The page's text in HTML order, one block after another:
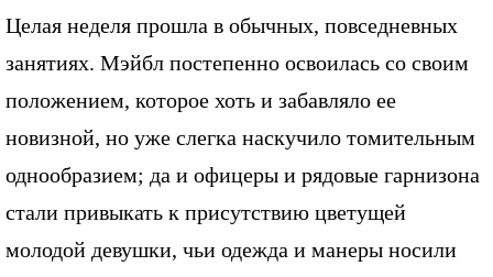
Целая неделя прошла в обычных, повседневных
занятиях. Мэйбл постепенно освоилась со своим
положением, которое хоть и забавляло ее
новизной, но уже слегка наскучило томительным
однообразием; да и офицеры и рядовые гарнизона
стали привыкать к присутствию цветущей
молодой девушки, чьи одежда и манеры носили